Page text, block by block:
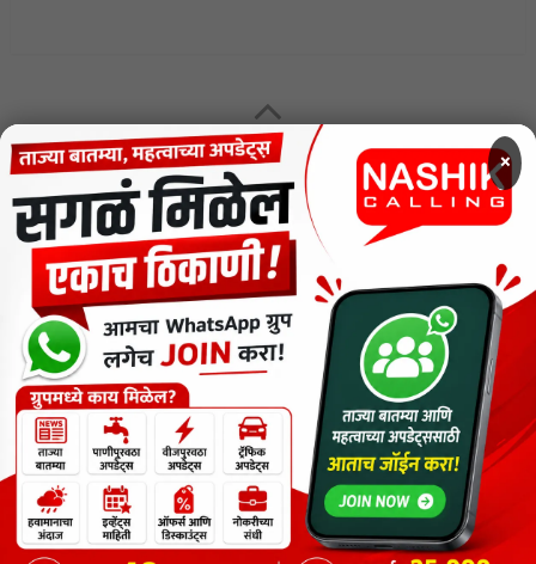
MENU
CODE OF ETHICS FOR DIGITAL NEWS WEBSITES
Contact Us
Privacy Policy
Short News
ThemeNcode PDF Viewer SC [Do not Delete]
वाचकांना विनम्र सूचना
×